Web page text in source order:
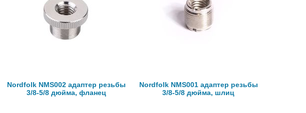
Nordfolk NMS002 адаптер резьбы
3/8-5/8 дюйма, фланец
Nordfolk NMS001 адаптер резьбы
3/8-5/8 дюйма, шлиц